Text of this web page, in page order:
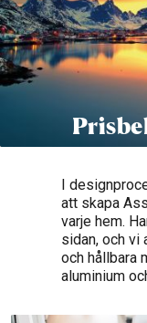
I
att skapa
varje hem.
sidan, och vi
och hållbara
aluminium